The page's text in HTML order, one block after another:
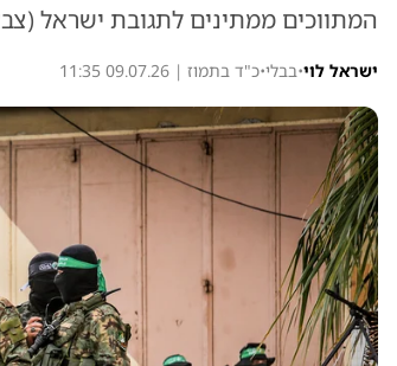
המתווכים ממתינים לתגובת ישראל
ישראל לוי•בבלי•כ"ד בתמוז | 09.07.26 11:35